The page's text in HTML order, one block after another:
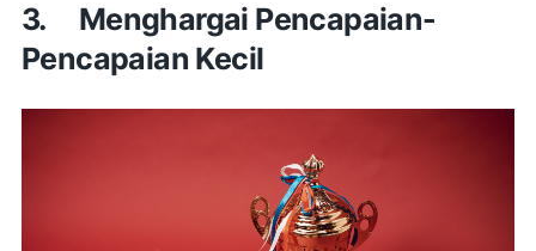
3. Menghargai Pencapaian-
Pencapaian Kecil